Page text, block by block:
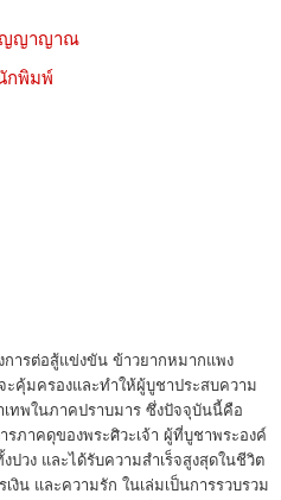
ญญาญาณ
กพิมพ์
ารต่อสู้แข่งขัน ข้าวยากหมากแพง
ะคุ้มครองและทำให้ผู้บูชาประสบความ
เทพในภาคปราบมาร ซึ่งปัจจุบันนี้คือ
รภาคดุของพระศิวะเจ้า ผู้ที่บูชาพระองค์
วง และได้รับความสำเร็จสูงสุดในชีวิต
งิน และความรัก ในเล่มเป็นการรวบรวม